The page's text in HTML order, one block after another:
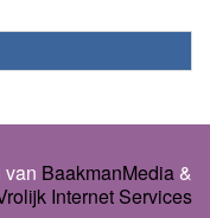
BaakmanMedia &
Internet Services